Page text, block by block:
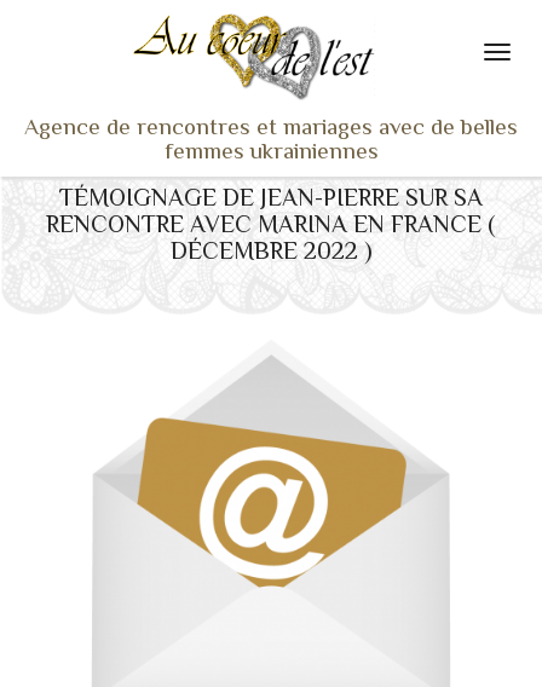
Agence de rencontres et mariages avec de belles
femmes ukrainiennes
ACCUEIL
NOS ADHÉRENTES
VU À LA TV
COACHING RENCONTRE
NOTRE DIFFÉRENCE
CONTACT
TÉMOIGNAGE DE JEAN-PIERRE SUR SA
RENCONTRE AVEC MARINA EN FRANCE (
DÉCEMBRE 2022 )